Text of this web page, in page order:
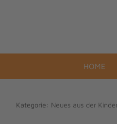
HOME
Kategorie: Neues aus der